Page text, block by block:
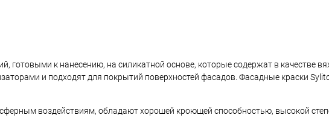
готовыми к нанесению, на силикатной основе, которые содержат в качестве
и подходят для покрытий поверхностей фасадов. Фасадные краски
воздействиям, обладают хорошей кроющей способностью, высокой